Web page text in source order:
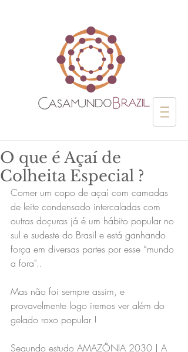
O que é Açaí de
Colheita Especial ?
Comer um copo de açaí com camadas
de leite condensado intercaladas com
outras doçuras já é um hábito popular no
sul e sudeste do Brasil e está ganhando
força em diversas partes por esse “mundo
a fora"..
Mas não foi sempre assim, e
provavelmente logo iremos ver além do
gelado roxo popular !
Segundo estudo AMAZÔNIA 2030 | A